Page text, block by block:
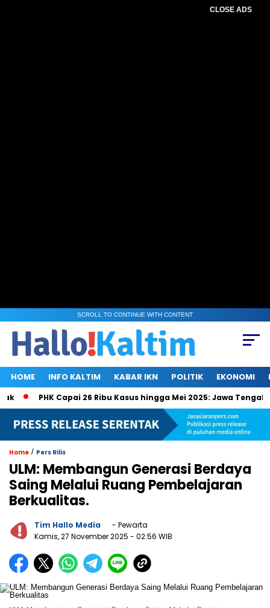
CLOSE ADS
SCROLL TO CONTINUE WITH CONTENT
HOME INFO KALTIM KABAR IKN POLITIK EKONOMI
PHK Capai 26 Ribu Kasus hingga Mei 2025: Jawa Tengah,
Home / Pers Rilis
ULM: Membangun Generasi Berdaya
Saing Melalui Ruang Pembelajaran
Berkualitas.
Tim Hallo Media
- Pewarta
Kamis, 27 November 2025 - 02:56 WIB